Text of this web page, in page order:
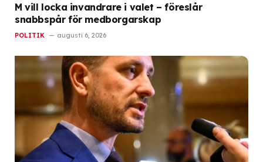
M vill locka invandrare i valet – föreslår
snabbspår för medborgarskap
POLITIK augusti 6, 2026